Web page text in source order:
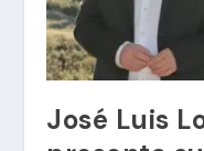
José Luis